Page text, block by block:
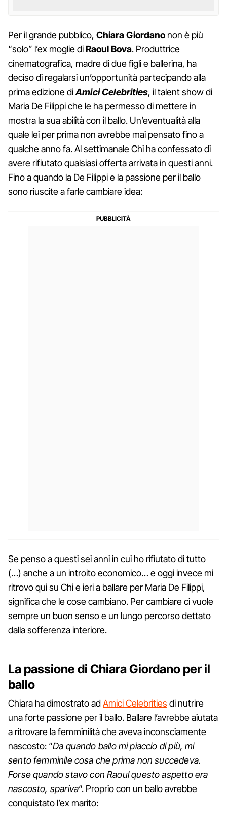
Per il grande pubblico, Chiara Giordano non è più
“solo” l’ex moglie diRaoul Bova. Produttrice
cinematografica, madre di due figli e ballerina, ha
deciso di regalarsi un’opportunità partecipando alla
prima edizione diAmici Celebrities, il talent show di
Maria De Filippi che le ha permesso di mettere in
mostra la sua abilità con il ballo. Un’eventualità alla
quale lei per prima non avrebbe mai pensato fino a
qualche anno fa. Al settimanale Chi ha confessato di
avere rifiutato qualsiasi offerta arrivata in questi anni.
Fino a quando la De Filippi e la passione per il ballo
sono riuscite a farle cambiare idea:
Se penso a questi sei anni in cui ho rifiutato di tutto
(…) anche a un introito economico… e oggi invece mi
ritrovo qui su Chi e ieri a ballare per Maria De Filippi,
significa che le cose cambiano. Per cambiare ci vuole
sempre un buon senso e un lungo percorso dettato
dalla sofferenza interiore.
La passione di Chiara Giordano per il
ballo
Chiara ha dimostrato adAmici Celebrities di nutrire
una forte passione per il ballo. Ballare l’avrebbe aiutata
a ritrovare la femminilità che aveva inconsciamente
nascosto: “Da quando ballo mi piaccio di più, mi
sento femminile cosa che prima non succedeva.
Forse quando stavo con Raoul questo aspetto era
nascosto, spariva“. Proprio con un ballo avrebbe
conquistato l’ex marito: